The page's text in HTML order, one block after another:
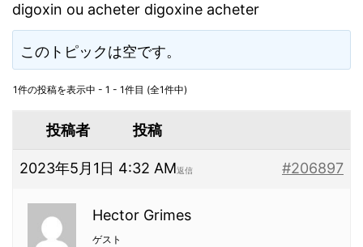
digoxin ou acheter digoxine acheter
このトピックは空です。
1件の投稿を表示中 - 1 - 1件目 (全1件中)
投稿者 投稿
2023年5月1日 4:32 AM #206897
返信
Hector Grimes
ゲスト